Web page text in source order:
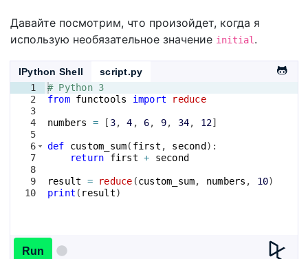
Давайте посмотрим, что произойдет, когда я
использую необязательное значение initial .
IPython Shell
script.py
1
2
3
4
5
6
7
8
9
10
# Python 3
from functools import reduce
numbers = [ 3, 4 , 6, 9, 34, 12]
def custom_sum( first , second ) :
return
first + second
result = reduce (custom_sum, numbers , 10)
print ( result)
Run